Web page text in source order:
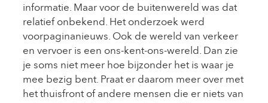
informatie. Maar voor de buitenwereld was dat
relatief onbekend. Het onderzoek werd
voorpaginanieuws. Ook de wereld van verkeer
en vervoer is een ons-kent-ons-wereld. Dan zie
je soms niet meer hoe bijzonder het is waar je
mee bezig bent. Praat er daarom meer over met
het thuisfront of andere mensen die er niets van